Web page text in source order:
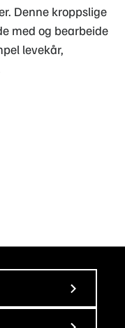
Denne kroppslige
med og bearbeide
levekår,